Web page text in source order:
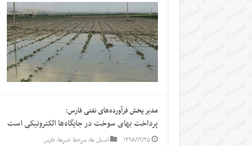
مدیر پخش فرآورده‌های نفتی فارس:
پرداخت بهای سوخت در جایگاه‌ها الکترونیکی است
۱۳۹۸/۱۲/۲۵ استان ها,سرخط خبرها, فارس